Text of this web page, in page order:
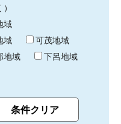
域
域
可茂地域
地域
下呂地域